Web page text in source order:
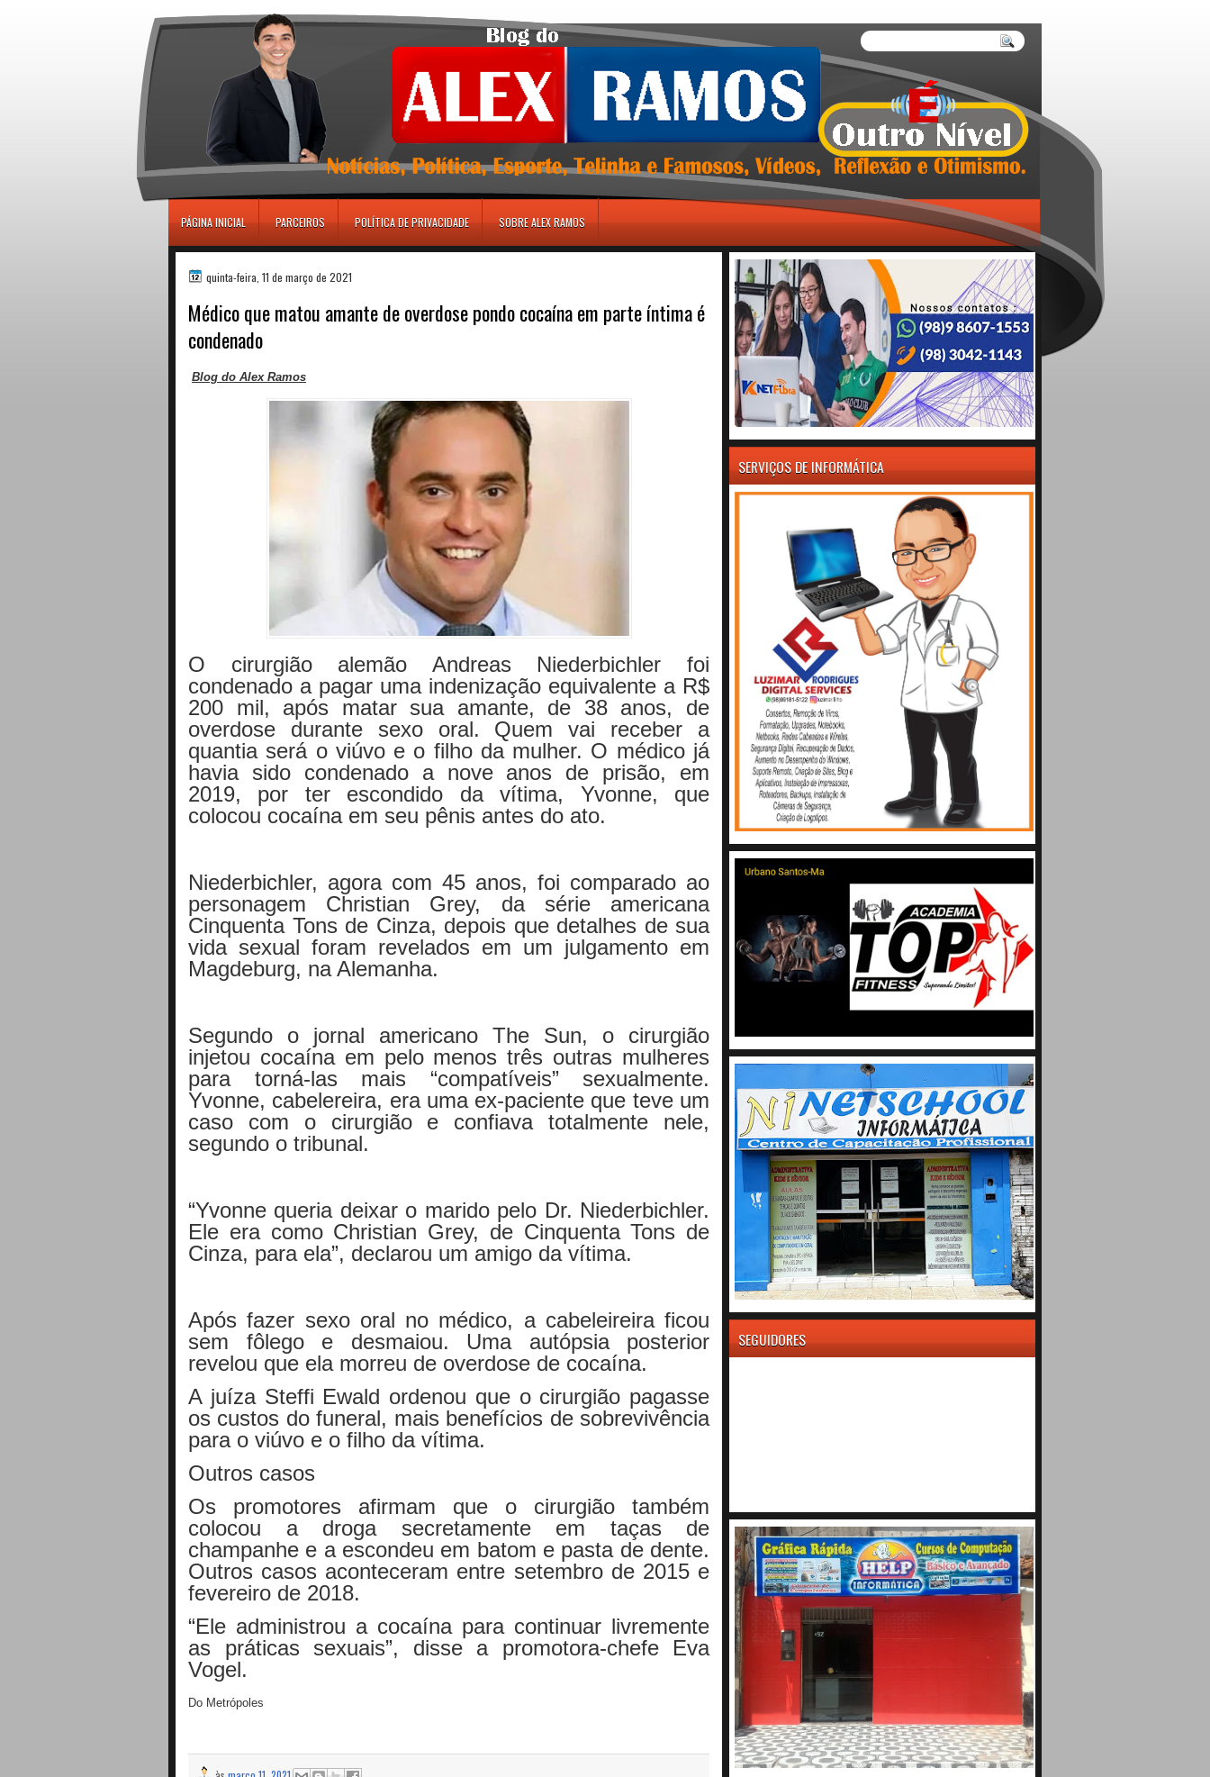
PÁGINA INICIAL PARCEIROS POLÍTICA DE PRIVACIDADE SOBRE ALEX RAMOS
quinta-feira, 11 de março de 2021
Médico que matou amante de overdose pondo cocaína em parte íntima é
condenado
Blog do Alex Ramos
O cirurgião alemão Andreas Niederbichler foi
condenado a pagar uma indenização equivalente a R$
200 mil, após matar sua amante, de 38 anos, de
overdose durante sexo oral. Quem vai receber a
quantia será o viúvo e o filho da mulher. O médico já
havia sido condenado a nove anos de prisão, em
2019, por ter escondido da vítima, Yvonne, que
colocou cocaína em seu pênis antes do ato.
Niederbichler, agora com 45 anos, foi comparado ao
personagem Christian Grey, da série americana
Cinquenta Tons de Cinza, depois que detalhes de sua
vida sexual foram revelados em um julgamento em
Magdeburg, na Alemanha.
Segundo o jornal americano The Sun, o cirurgião
injetou cocaína em pelo menos três outras mulheres
para torná-las mais “compatíveis” sexualmente.
Yvonne, cabelereira, era uma ex-paciente que teve um
caso com o cirurgião e confiava totalmente nele,
segundo o tribunal.
“Yvonne queria deixar o marido pelo Dr. Niederbichler.
Ele era como Christian Grey, de Cinquenta Tons de
Cinza, para ela”, declarou um amigo da vítima.
Após fazer sexo oral no médico, a cabeleireira ficou
sem fôlego e desmaiou. Uma autópsia posterior
revelou que ela morreu de overdose de cocaína.
A juíza Steffi Ewald ordenou que o cirurgião pagasse
os custos do funeral, mais benefícios de sobrevivência
para o viúvo e o filho da vítima.
Outros casos
Os promotores afirmam que o cirurgião também
colocou a droga secretamente em taças de
champanhe e a escondeu em batom e pasta de dente.
Outros casos aconteceram entre setembro de 2015 e
fevereiro de 2018.
“Ele administrou a cocaína para continuar livremente
as práticas sexuais”, disse a promotora-chefe Eva
Vogel.
Do Metrópoles
SERVIÇOS DE INFORMÁTICA
SEGUIDORES